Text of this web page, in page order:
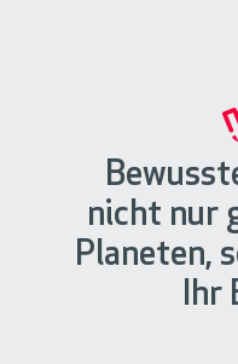
nicht nur
Planeten,
Ihr